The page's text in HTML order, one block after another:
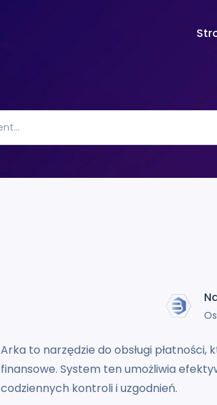
Arka to narzędzie do obsługi
finansowe. System ten umożliwia
codziennych kontroli i uzgodnień.